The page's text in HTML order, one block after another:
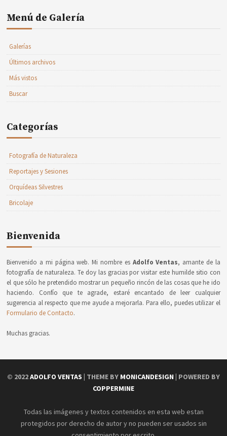
Menú de Galería
Galerías
Últimos archivos
Más vistos
Buscar
Categorías
Fotografía de Naturaleza
Reportajes y Sesiones
Orquídeas Silvestres
Bricolaje
Bienvenida
Bienvenido a mi página web. Mi nombre es Adolfo Ventas, amante de la
fotografía de naturaleza. Te doy las gracias por visitar este humilde sitio con
el que sólo he pretendido mostrar un pequeño rincón de las cosas que he ido
haciendo. Confío que te agrade, estaré encantado de leer cualquier
sugerencia al respecto que me ayude a mejorarla. Para ello, puedes utilizar el
Formulario de Contacto.
Muchas gracias.
© 2022ADOLFO VENTAS | THEME BY MONICANDESIGN | POWERED BY
COPPERMINE
Todas las imágenes y textos contenidos en esta web estan
protegidos por derecho de autor y no pueden ser usados sin